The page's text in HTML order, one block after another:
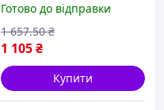
градусів міцний і
стильний FLAME
Готово до відправки
1 105₴
1 657.50 ₴
Купити